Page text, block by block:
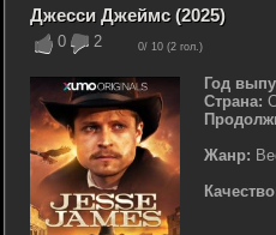
0 2 0/ 10 (2 гол.)
Джесси Джеймс (2025)
Год
Страна:
Жанр: